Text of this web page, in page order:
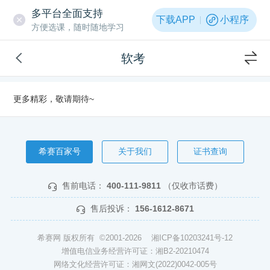
多平台全面支持
方便选课，随时随地学习
下载APP 小程序
软考
更多精彩，敬请期待~
希赛百家号 关于我们 证书查询
售前电话： 400-111-9811 （仅收市话费）
售后投诉： 156-1612-8671
希赛网 版权所有 ©2001-2026 湘ICP备10203241号-12
增值电信业务经营许可证：湘B2-20210474
网络文化经营许可证：湘网文(2022)0042-005号